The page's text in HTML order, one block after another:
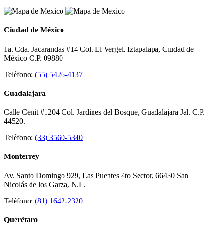
Ciudad de México
1a. Cda. Jacarandas #14 Col. El Vergel, Iztapalapa, Ciudad de
México C.P. 09880
Teléfono: (55) 5426-4137
Guadalajara
Calle Cenit #1204 Col. Jardines del Bosque, Guadalajara Jal. C.P.
44520.
Teléfono: (33) 3560-5340
Monterrey
Av. Santo Domingo 929, Las Puentes 4to Sector, 66430 San
Nicolás de los Garza, N.L.
Teléfono: (81) 1642-2320
Querétaro